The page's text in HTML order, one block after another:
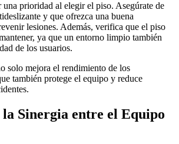
una prioridad al elegir el piso. Asegúrate de
y que ofrezca una buena
lesiones. Además, verifica que el piso
ya que un entorno limpio también
de los usuarios.
solo mejora el rendimiento de los
también protege el equipo y reduce
la Sinergia entre el Equipo